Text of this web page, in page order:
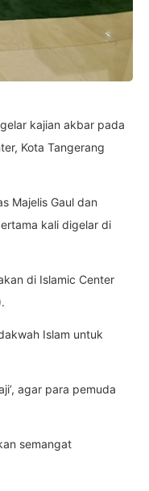
kajian akbar pada
Kota Tangerang
Majelis Gaul dan
kali digelar di
di Islamic Center
Islam untuk
agar para pemuda
semangat